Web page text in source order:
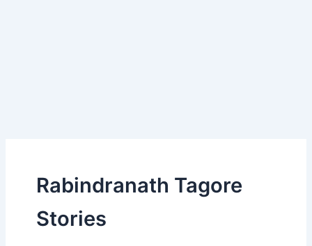
Rabindranath Tagore
Stories